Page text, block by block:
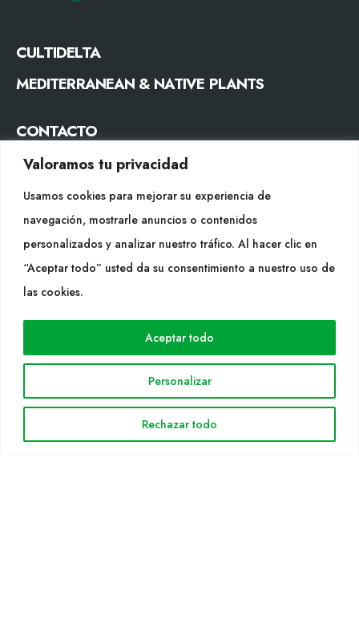
Valoramos tu privacidad
Usamos cookies para mejorar su experiencia de
navegación, mostrarle anuncios o contenidos
personalizados y analizar nuestro tráfico. Al hacer clic en
“Aceptar todo” usted da su consentimiento a nuestro uso de
las cookies.
Personalizar
Rechazar todo
Aceptar todo
CULTIDELTA
MEDITERRANEAN & NATIVE PLANTS
CONTACTO
Tel. +34 977053013
SÍGUENOS
WEB
Cultidelta
Solicitud Catálogo